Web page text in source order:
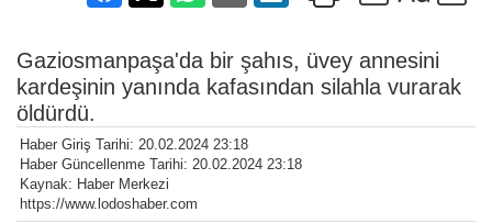
Gaziosmanpaşa'da bir şahıs, üvey annesini
kardeşinin yanında kafasından silahla vurarak
öldürdü.
Haber Giriş Tarihi: 20.02.2024 23:18
Haber Güncellenme Tarihi: 20.02.2024 23:18
Kaynak: Haber Merkezi
https://www.lodoshaber.com